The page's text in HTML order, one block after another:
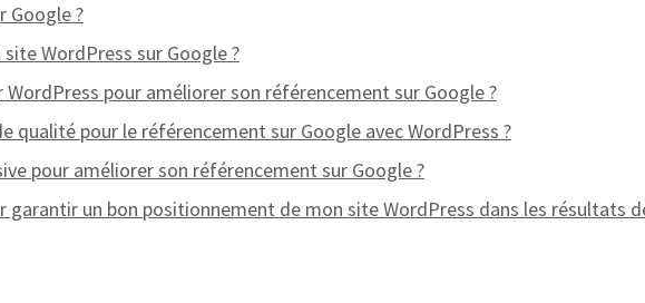
Google ?
WordPress sur Google ?
pour améliorer son référencement sur Google ?
qualité pour le référencement sur Google avec WordPress ?
pour améliorer son référencement sur Google ?
garantir un bon positionnement de mon site WordPress dans les résultats